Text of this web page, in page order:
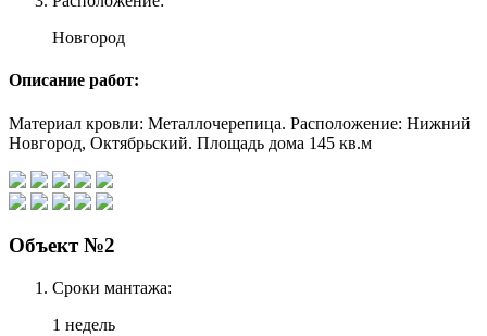
Новгород
Описание работ:
Материал кровли: Металлочерепица. Расположение: Нижний
Новгород, Октябрьский. Площадь дома 145 кв.м
Объект №2
Сроки мантажа:
1 недель